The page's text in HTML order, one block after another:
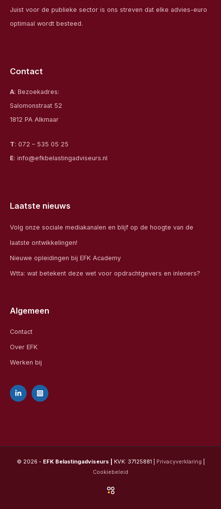
Juist voor de publieke sector is ons streven dat elke advies-euro
optimaal wordt besteed.
Contact
A: Bezoekadres:
Salomonstraat 52
1812 PA Alkmaar
T: 072 – 535 05 25
E: info@efkbelastingadviseurs.nl
Laatste nieuws
Volg onze sociale mediakanalen en blijf op de hoogte van de
laatste ontwikkelingen!
Nieuwe opleidingen bij EFK Academy
Wtta: wat betekent deze wet voor opdrachtgevers en inleners?
Algemeen
Contact
Over EFK
Werken bij
© 2026 - EFK Belastingadviseurs | KVK: 37125881 | Privacyverklaring
Cookiebeleid